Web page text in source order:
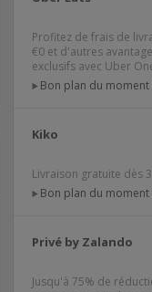
Profitez de frais de
€0 et d'autres
exclusifs avec Uber
Bon plan du moment
Kiko
Livraison gratuite dès
Bon plan du moment
Privé by Zalando
Jusqu'à 75% de